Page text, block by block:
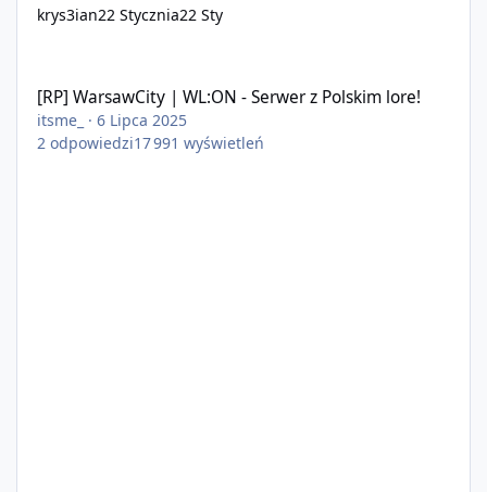
krys3ian22 Stycznia22 Sty
[RP] WarsawCity | WL:ON - Serwer z Polskim lore!
itsme_ ·6 Lipca 2025
2 odpowiedzi17 991 wyświetleń